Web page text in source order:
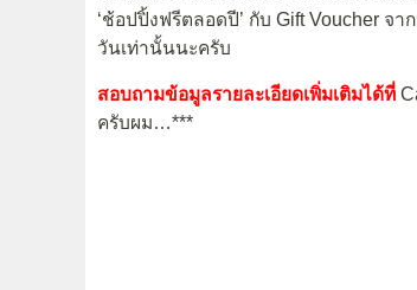
‘ช้อปปิ้งฟรีตลอดปี’ กับ Gift Voucher
วันเท่านั้นนะครับ
สอบถามข้อมูลรายละเอียดเพิ่มเติมได้ที่
ครับผม…***